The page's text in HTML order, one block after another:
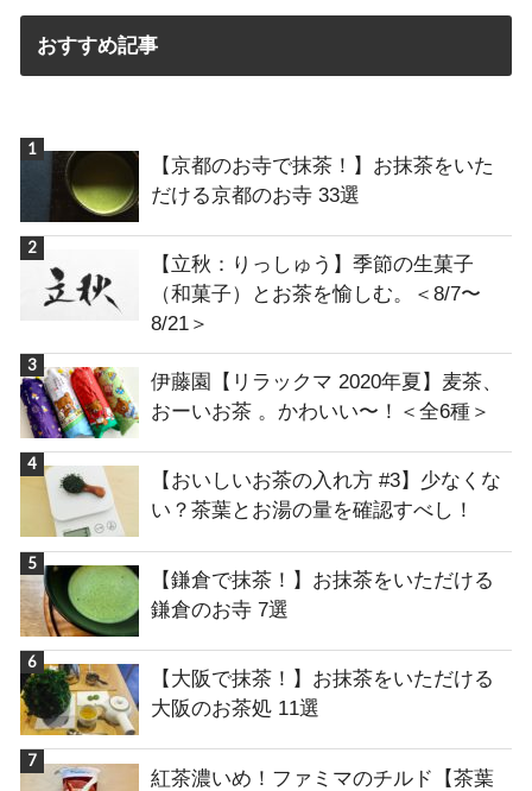
おすすめ記事
【京都のお寺で抹茶！】お抹茶をいた
だける京都のお寺 33選
【立秋：りっしゅう】季節の生菓子
（和菓子）とお茶を愉しむ。＜8/7〜
8/21＞
伊藤園【リラックマ 2020年夏】麦茶、
おーいお茶 。かわいい〜！＜全6種＞
【おいしいお茶の入れ方 #3】少なくな
い？茶葉とお湯の量を確認すべし！
【鎌倉で抹茶！】お抹茶をいただける
鎌倉のお寺 7選
【大阪で抹茶！】お抹茶をいただける
大阪のお茶処 11選
紅茶濃いめ！ファミマのチルド【茶葉